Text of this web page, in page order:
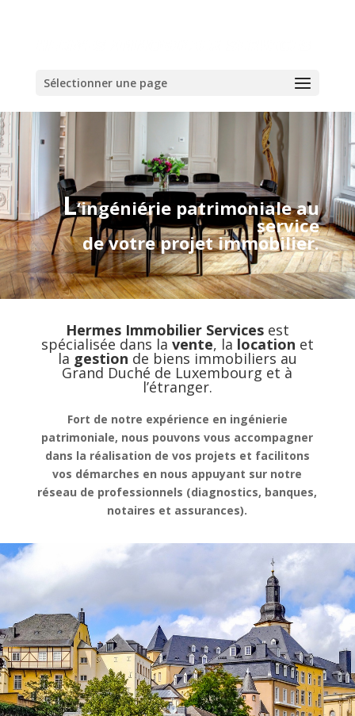
Sélectionner une page
L‘ingéniérie patrimoniale au
service
de votre projet immobilier.
Hermes Immobilier Servicesest
spécialisée dans la vente, la location et
la gestion de biens immobiliers au
Grand Duché de Luxembourg et à
l’étranger.
Fort de notre expérience en ingénierie
patrimoniale, nous pouvons vous accompagner
dans la réalisation de vos projets et facilitons
vos démarches en nous appuyant sur notre
réseau de professionnels (diagnostics, banques,
notaires et assurances).